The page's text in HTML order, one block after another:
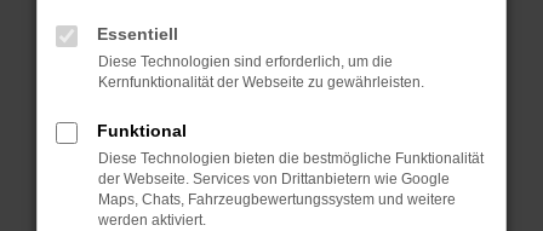
Manche Erweiterungen, wie Werbeblocker,
verhindern. Funktioniert die Seite in einem
anderen Browser oder in einem privaten
Fenster?
Starte dein Gerät neu.
Essentiell
Diese Technologien sind erforderlich, um die
Kernfunktionalität der Webseite zu gewährleisten.
Funktional
Diese Technologien bieten die bestmögliche Funktionalität
der Webseite. Services von Drittanbietern wie Google
Maps, Chats, Fahrzeugbewertungssystem und weitere
werden aktiviert.